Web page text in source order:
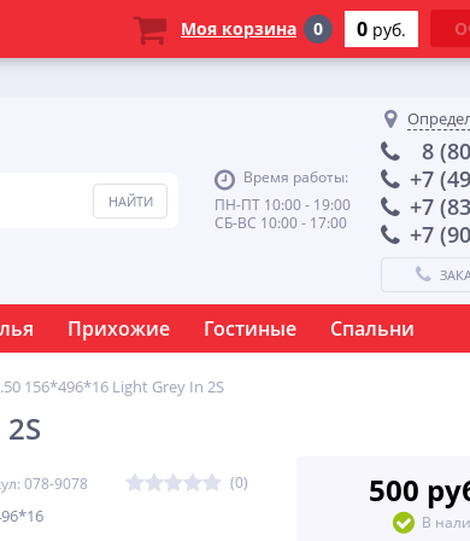
Время работы:
ПН-ПТ 10:00 - 19:00
СБ-ВС 10:00 - 17:00
8
+7
+7
+7
Прихожие Гостиные Спальни
156*496*16 Light Grey In 2S
078-9078 (0) 500
В
Моя корзина 0 0 руб.